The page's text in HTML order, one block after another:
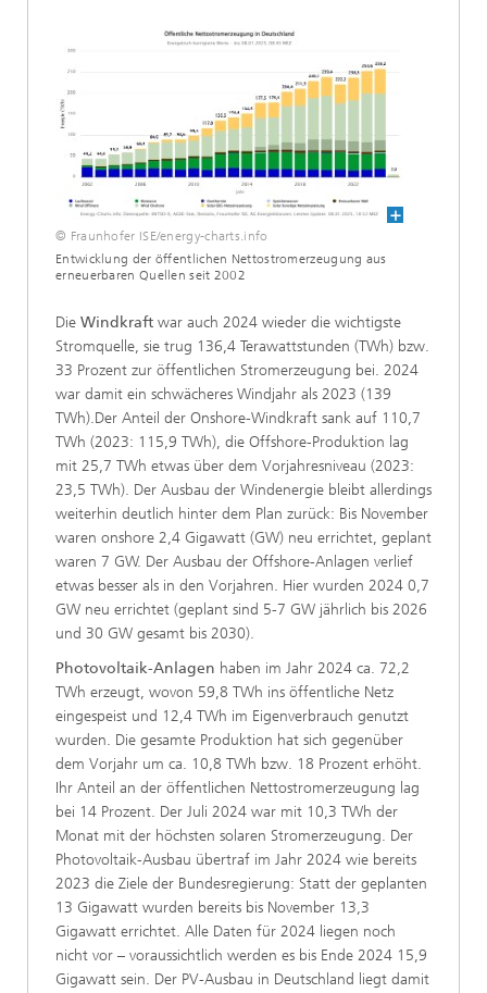
© Fraunhofer ISE/energy-charts.info
Entwicklung der öffentlichen Nettostromerzeugung aus
erneuerbaren Quellen seit 2002
Die Windkraft war auch 2024 wieder die wichtigste
Stromquelle, sie trug 136,4 Terawattstunden (TWh) bzw.
33 Prozent zur öffentlichen Stromerzeugung bei. 2024
war damit ein schwächeres Windjahr als 2023 (139
TWh).Der Anteil der Onshore-Windkraft sank auf 110,7
TWh (2023: 115,9 TWh), die Offshore-Produktion lag
mit 25,7 TWh etwas über dem Vorjahresniveau (2023:
23,5 TWh). Der Ausbau der Windenergie bleibt allerdings
weiterhin deutlich hinter dem Plan zurück: Bis November
waren onshore 2,4 Gigawatt (GW) neu errichtet, geplant
waren 7 GW. Der Ausbau der Offshore-Anlagen verlief
etwas besser als in den Vorjahren. Hier wurden 2024 0,7
GW neu errichtet (geplant sind 5-7 GW jährlich bis 2026
und 30 GW gesamt bis 2030).
Photovoltaik-Anlagen haben im Jahr 2024 ca. 72,2
TWh erzeugt, wovon 59,8 TWh ins öffentliche Netz
eingespeist und 12,4 TWh im Eigenverbrauch genutzt
wurden. Die gesamte Produktion hat sich gegenüber
dem Vorjahr um ca. 10,8 TWh bzw. 18 Prozent erhöht.
Ihr Anteil an der öffentlichen Nettostromerzeugung lag
bei 14 Prozent. Der Juli 2024 war mit 10,3 TWh der
Monat mit der höchsten solaren Stromerzeugung. Der
Photovoltaik-Ausbau übertraf im Jahr 2024 wie bereits
2023 die Ziele der Bundesregierung: Statt der geplanten
13 Gigawatt wurden bereits bis November 13,3
Gigawatt errichtet. Alle Daten für 2024 liegen noch
nicht vor – voraussichtlich werden es bis Ende 2024 15,9
Gigawatt sein. Der PV-Ausbau in Deutschland liegt damit